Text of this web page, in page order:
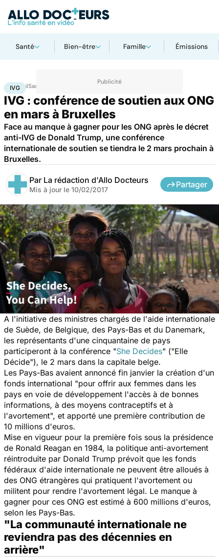
Santé Bien-être Famille Émissions
AccueilSanté
IVG
IVG : conférence de soutien aux ONG
en mars à Bruxelles
Face au manque à gagner pour les ONG après le décret
anti-IVG de Donald Trump, une conférence
internationale de soutien se tiendra le 2 mars prochain à
Bruxelles.
Par La rédaction d'Allo Docteurs
Mis à jour le 10/02/2017
Partager
A l'initiative des ministres chargés de l'aide internationale
de Suède, de Belgique, des Pays-Bas et du Danemark,
les représentants d'une cinquantaine de pays
participeront à la conférence "She Decides" ("Elle
Décide"), le 2 mars dans la capitale belge.
Les Pays-Bas avaient annoncé fin janvier la création d'un
fonds international "pour offrir aux femmes dans les
pays en voie de développement l'accès à de bonnes
informations, à des moyens contraceptifs et à
l'avortement", et apporté une première contribution de
10 millions d'euros.
Mise en vigueur pour la première fois sous la présidence
de Ronald Reagan en 1984, la politique anti-avortement
réintroduite par Donald Trump prévoit que les fonds
fédéraux d'aide internationale ne peuvent être alloués à
des ONG étrangères qui pratiquent l'avortement ou
militent pour rendre l'avortement légal. Le manque à
gagner pour ces ONG est estimé à 600 millions d'euros,
selon les Pays-Bas.
"La communauté internationale ne
reviendra pas des décennies en
arrière"